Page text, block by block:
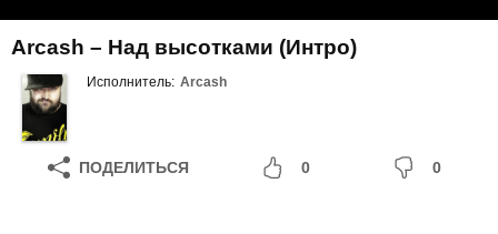
Arcash – Над высотками (Интро)
Исполнитель: Arcash
ПОДЕЛИТЬСЯ 0 0